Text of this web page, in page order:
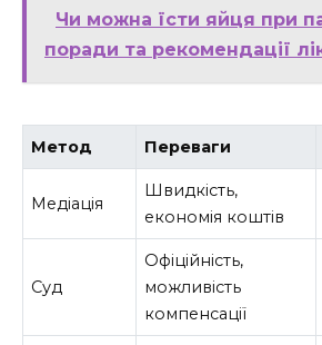
Чи можна їсти яйця при
поради та рекомендації
Метод Переваги
Медіація
Швидкість,
економія коштів
Суд
Офіційність,
можливість
компенсації